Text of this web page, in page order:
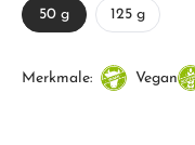
50 g 125 g
Merkmale: Vegan